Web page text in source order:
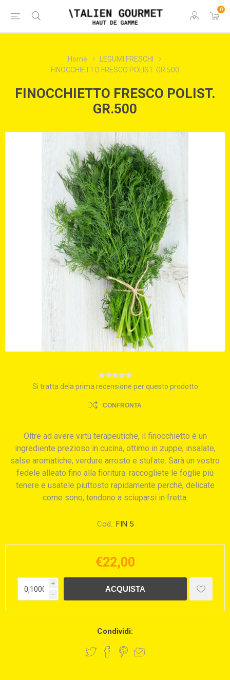
0
Home
LEGUMI FRESCHI
FINOCCHIETTO FRESCO POLIST. GR.500
FINOCCHIETTO FRESCO POLIST.
GR.500
Si tratta dela prima recensione per questo prodotto
CONFRONTA
Oltre ad avere virtù terapeutiche, il finocchietto è un
ingrediente prezioso in cucina, ottimo in zuppe, insalate,
salse aromatiche, verdure arrosto e stufate. Sarà un vostro
fedele alleato fino alla fioritura: raccogliete le foglie più
tenere e usatele piuttosto rapidamente perché, delicate
come sono, tendono a sciuparsi in fretta.
Cod.: FIN 5
€22,00
i
h
Condividi: